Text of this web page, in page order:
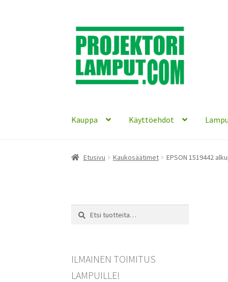
Siirry
navigointiin
Siirry
sisältöön
Kauppa Käyttöehdot
Etusivu Kaukosäätimet EPSON 1519442
Etsi:
Haku
ILMAINEN TOIMITUS
LAMPUILLE!